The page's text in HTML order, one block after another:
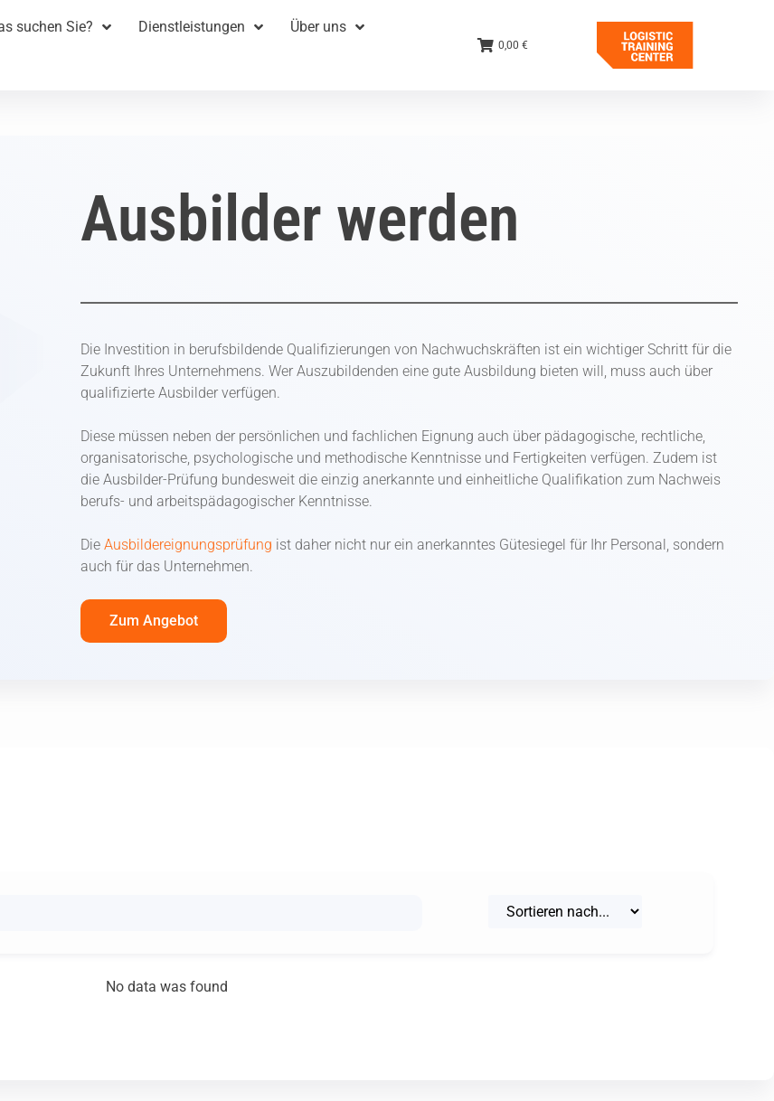
suchen Sie? Dienstleistungen Über uns
0,00 €
Ausbilder werden
Die Investition in berufsbildende Qualifizierungen von Nachwuchskräften ist ein wichtiger Schritt für die
Zukunft Ihres Unternehmens. Wer Auszubildenden eine gute Ausbildung bieten will, muss auch über
qualifizierte Ausbilder verfügen.
Diese müssen neben der persönlichen und fachlichen Eignung auch über pädagogische, rechtliche,
organisatorische, psychologische und methodische Kenntnisse und Fertigkeiten verfügen. Zudem ist
die Ausbilder-Prüfung bundesweit die einzig anerkannte und einheitliche Qualifikation zum Nachweis
berufs- und arbeitspädagogischer Kenntnisse.
Die Ausbildereignungsprüfung ist daher nicht nur ein anerkanntes Gütesiegel für Ihr Personal, sondern
auch für das Unternehmen.
Zum Angebot
No data was found